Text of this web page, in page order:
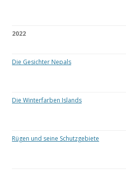
2022
Die Gesichter Nepals
Die Winterfarben Islands
Rügen und seine Schutzgebiete